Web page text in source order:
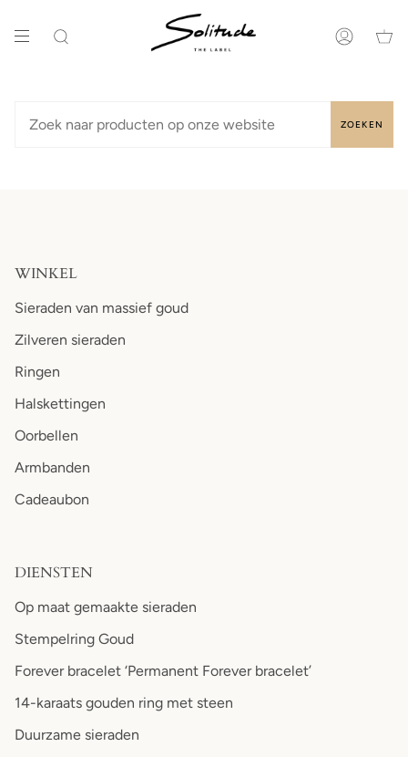
de
Zoeken Account
ZOEKEN
WINKEL
Sieraden van massief goud
Zilveren sieraden
Ringen
Halskettingen
Oorbellen
Armbanden
Cadeaubon
DIENSTEN
Op maat gemaakte sieraden
Stempelring Goud
Forever bracelet ‘Permanent Forever bracelet’
14-karaats gouden ring met steen
Duurzame sieraden